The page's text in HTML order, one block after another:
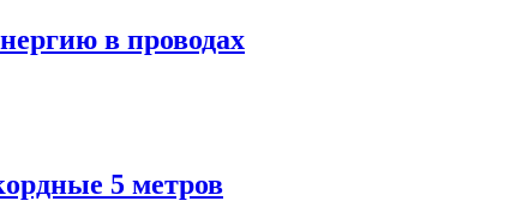
в проводах
5 метров